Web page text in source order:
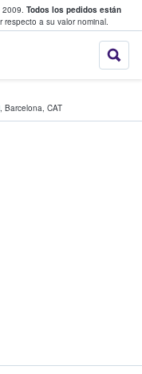
2009. Todos los pedidos están
respecto a su valor nominal.
StubHub:
fans
, Barcelona, CAT